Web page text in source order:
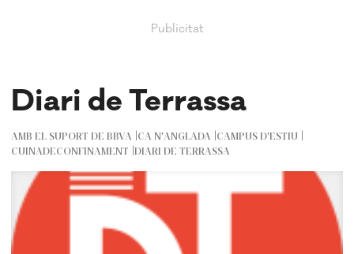
Diari de Terrassa
AMB EL SUPORT DE BBVA CA N'ANGLADA CAMPUS D'ESTIU
CUINADECONFINAMENT DIARI DE TERRASSA